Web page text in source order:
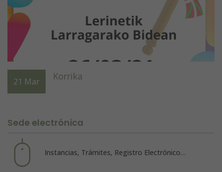
21 Mar Korrika
Sede electrónica
Instancias, Trámites, Registro Electrónico…